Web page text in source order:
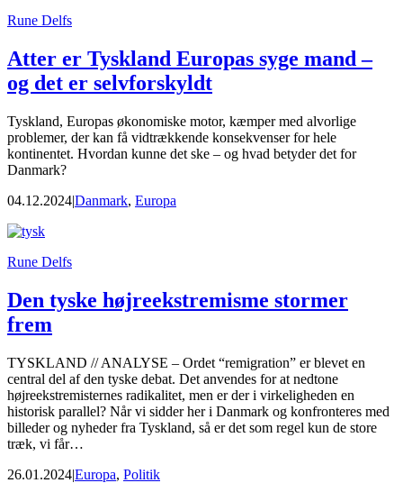
Rune Delfs
Atter er Tyskland Europas syge mand –
og det er selvforskyldt
Tyskland, Europas økonomiske motor, kæmper med alvorlige
problemer, der kan få vidtrækkende konsekvenser for hele
kontinentet. Hvordan kunne det ske – og hvad betyder det for
Danmark?
04.12.2024|Danmark, Europa
Rune Delfs
Den tyske højreekstremisme stormer
frem
TYSKLAND // ANALYSE – Ordet “remigration” er blevet en
central del af den tyske debat. Det anvendes for at nedtone
højreekstremisternes radikalitet, men er der i virkeligheden en
historisk parallel? Når vi sidder her i Danmark og konfronteres med
billeder og nyheder fra Tyskland, så er det som regel kun de store
træk, vi får…
26.01.2024|Europa, Politik